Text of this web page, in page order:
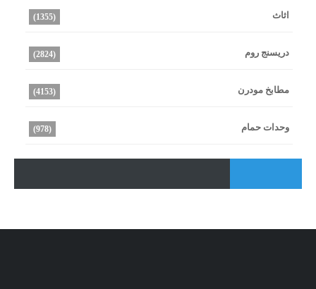
اثاث (1355)
دريسنج روم (2824)
مطابخ مودرن (4153)
وحدات حمام (978)